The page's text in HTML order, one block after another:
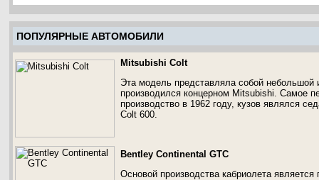
ПОПУЛЯРНЫЕ АВТОМОБИЛИ
Mitsubishi Colt
Эта модель представляла собой небольшой
производился концерном Mitsubishi. Самое
производство в 1962 году, кузов являлся
Colt 600.
Bentley Continental GTC
Основой производства кабриолета